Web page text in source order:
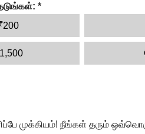
*
₹200
முக்கியம்! நீங்கள் தரும் ஒவ்வொரு